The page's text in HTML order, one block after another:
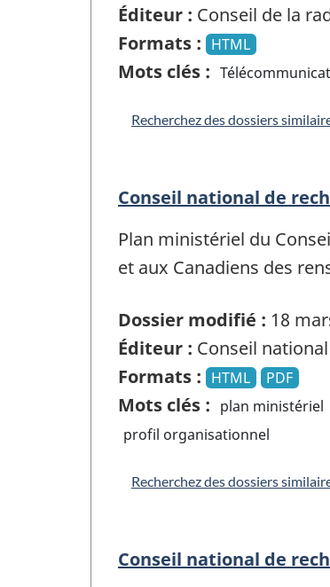
Éditeur : Conseil de la
Formats : HTML
Mots clés :
Recherchez des dossiers
Conseil national de
Plan ministériel du
et aux Canadiens des
Dossier modifié : 18
Éditeur : Conseil
Formats : HTML PDF
Mots clés : plan ministériel
profil organisationnel
Recherchez des dossiers
Conseil national de